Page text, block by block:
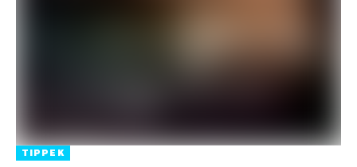
TIPPEK